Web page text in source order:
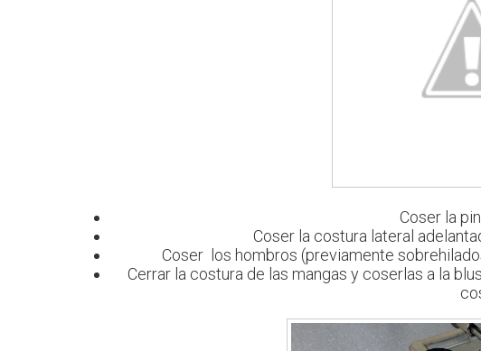
Coser la
Coser la costura lateral
Coser los hombros (previamente
Cerrar la costura de las mangas y coserlas a la